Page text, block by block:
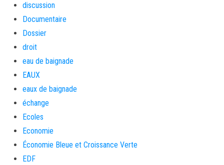
discussion
Documentaire
Dossier
droit
eau de baignade
EAUX
eaux de baignade
échange
Ecoles
Economie
Économie Bleue et Croissance Verte
EDF